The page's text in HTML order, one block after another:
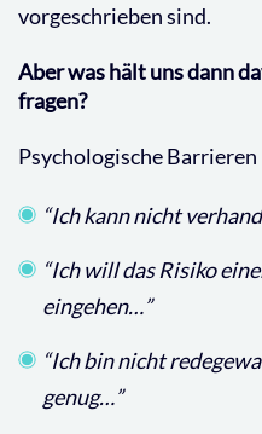
vorgeschrieben sind.
Aber was hält uns dann
fragen?
Psychologische
“Ich kann nicht
“Ich will das Risiko
eingehen…”
“Ich bin nicht
genug…”